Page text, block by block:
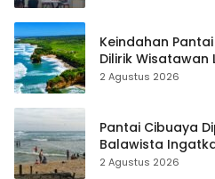
Keindahan
Dilirik Wisatawan
2 Agustus 2026
Pantai Cibuaya
Balawista
Waspada
2 Agustus 2026